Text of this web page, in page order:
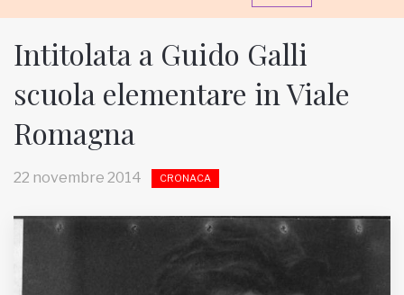
HOME
Intitolata a Guido Galli
scuola elementare in Viale
Romagna
22 novembre 2014 CRONACA